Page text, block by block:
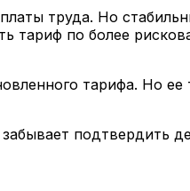
труда. Но
тариф по более
тарифа. Но
подтвердить